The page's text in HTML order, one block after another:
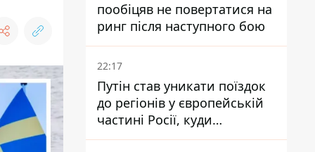
пообіцяв не повертатися на
ринг після наступного бою
22:17
Путін став уникати поїздок
до регіонів у європейській
частині Росії, куди
регулярно долітають дрони